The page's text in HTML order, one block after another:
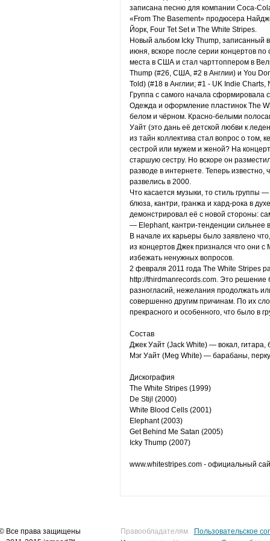
записана песню для компании Coca-
«From The Basement» продюсера
Йорк, Four Tet Set и The White Stripes.
Новый альбом Icky Thump, записанный
июня, вскоре после серии концертов
места в США и стал чарттоппером в
Thump (#26, США, #2 в Англии) и You
Told) (#18 в Англии; #1 - UK Indie
Группа с самого начала сформировала
Одежда и оформление пластинок The
белом и чёрном. Красно-белыми
Уайт (это дань её детской любви к
из тайн коллектива стал вопрос о том,
сестрой или мужем и женой? На
старшую сестру. Но вскоре он
разводе в интернете. Теперь известно,
развелись в 2000.
Что касается музыки, то стиль группы
блюза, кантри, гранжа и хард-рока в
демонстрировал её с новой стороны:
— Elephant, кантри-тенденции сильнее
В начале их карьеры было заявлено
из концертов Джек признался что они
избежать ненужных вопросов.
2 февраля 2011 года The White Stripes
http://thirdmanrecords.com. Это решение
разногласий, нежелания продолжать
совершенно другим причинам. По их
прекрасного и особенного, что было в
Состав
Джек Уайт (Jack White) — вокал,
Мэг Уайт (Meg White) — барабаны,
Дискография
The White Stripes (1999)
De Stijl (2000)
White Blood Cells (2001)
Elephant (2003)
Get Behind Me Satan (2005)
Icky Thump (2007)
www.whitestripes.com - официальный
Все права защищены
Правообладателям
Пользовательское